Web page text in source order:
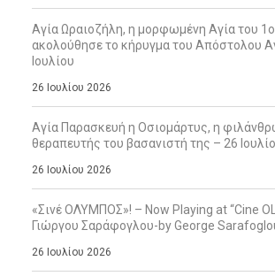
Αγία Ωραιοζήλη, η μορφωμένη Αγία του
ακολούθησε το κήρυγμα του Απόστολου
Ιουλίου
26 Ιουλίου 2026
Αγία Παρασκευή η Οσιομάρτυς, η
θεραπευτής του βασανιστή της – 26
26 Ιουλίου 2026
«Σινέ ΟΛΥΜΠΟΣ»! – Now Playing at “Cine
Γιώργου Σαράφογλου-by George
26 Ιουλίου 2026